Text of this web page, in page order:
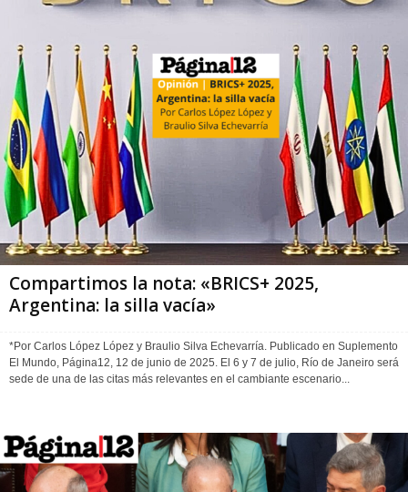
Compartimos la nota: «BRICS+ 2025,
Argentina: la silla vacía»
*Por Carlos López López y Braulio Silva Echevarría. Publicado en Suplemento
El Mundo, Página12, 12 de junio de 2025. El 6 y 7 de julio, Río de Janeiro será
sede de una de las citas más relevantes en el cambiante escenario...